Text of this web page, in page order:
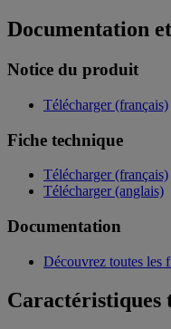
Documentation
Notice du produit
Télécharger (français)
Fiche technique
Télécharger (français)
Télécharger (anglais)
Documentation
Découvrez toutes les
Caractéristiques